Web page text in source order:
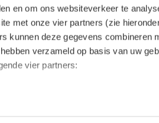
en om ons websiteverkeer te
met onze vier partners (zie
kunnen deze gegevens combineren
verzameld op basis van uw
vier partners: